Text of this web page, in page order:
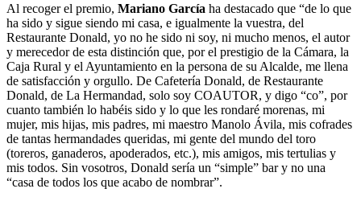
Al recoger el premio, Mariano García ha destacado que “de lo que
ha sido y sigue siendo mi casa, e igualmente la vuestra, del
Restaurante Donald, yo no he sido ni soy, ni mucho menos, el autor
y merecedor de esta distinción que, por el prestigio de la Cámara, la
Caja Rural y el Ayuntamiento en la persona de su Alcalde, me llena
de satisfacción y orgullo. De Cafetería Donald, de Restaurante
Donald, de La Hermandad, solo soy COAUTOR, y digo “co”, por
cuanto también lo habéis sido y lo que les rondaré morenas, mi
mujer, mis hijas, mis padres, mi maestro Manolo Ávila, mis cofrades
de tantas hermandades queridas, mi gente del mundo del toro
(toreros, ganaderos, apoderados, etc.), mis amigos, mis tertulias y
mis todos. Sin vosotros, Donald sería un “simple” bar y no una
“casa de todos los que acabo de nombrar”.